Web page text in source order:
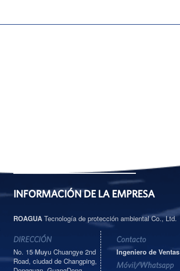
INFORMACIÓN DE LA EMPRESA
ROAGUA Tecnología de protección ambiental Co., Ltd.
DIRECCIÓN
No. 15 Muyu Chuangye 2nd
Road, ciudad de Changping,
Contacto
Ingeniero de Ventas
Móvil/Whatsapp